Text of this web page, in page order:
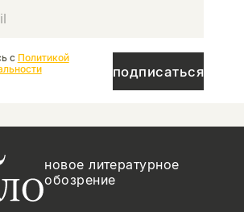
подписаться
с Политикой
новое литературное
обозрение